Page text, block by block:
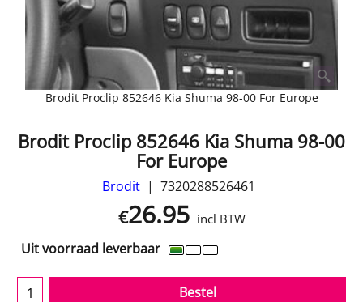
Brodit Proclip 852646 Kia Shuma 98-00 For Europe
Brodit Proclip 852646 Kia Shuma 98-00
For Europe
Brodit 7320288526461
€26.95 incl BTW
Uit voorraad leverbaar
Bestel